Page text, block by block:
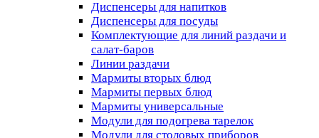
Диспенсеры для напитков
Диспенсеры для посуды
Комплектующие для линий раздачи и
салат-баров
Линии раздачи
Мармиты вторых блюд
Мармиты первых блюд
Мармиты универсальные
Модули для подогрева тарелок
Модули для столовых приборов